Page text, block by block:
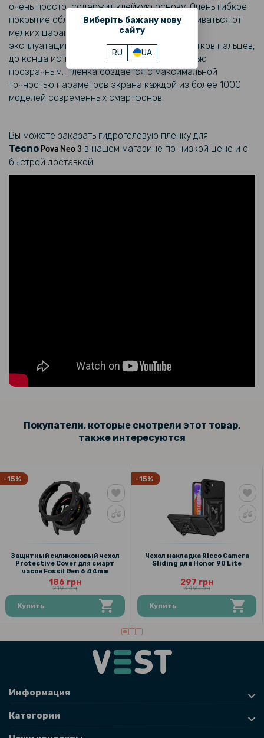
Виберіть бажану мову
сайту
RU UA
152 грн
179 грн
Прозрачный силиконовый чехол для Tecno Pova Neo 3
127 грн
159 грн
149 грн
очень просто, содержит клейкую основу. Очень гибкое
покрытие обладает способностью разглаживаться от
мелких царапин, что увеличивает его срок
эксплуатации. Снижает количество отпечатков пальцев,
до конца использования остается полностью
прозрачным. Пленка создается с максимальной
точностью параметров экрана каждой из более 1000
моделей современных смартфонов.
Вы можете заказать гидрогелевую пленку для
Tecno Pova Neo 3 в нашем магазине по низкой цене и с
быстрой доставкой.
Покупатели, которые смотрели этот товар,
также интересуются
-15%
Защитный силиконовый чехол
Protective Cover для смарт
часов Fossil Gen 6 44mm
186 грн
219 грн
Купить
-15%
Чехол накладка Ricco Camera
Sliding для Honor 90 Lite
297 грн
349 грн
Купить
Информация
Категории